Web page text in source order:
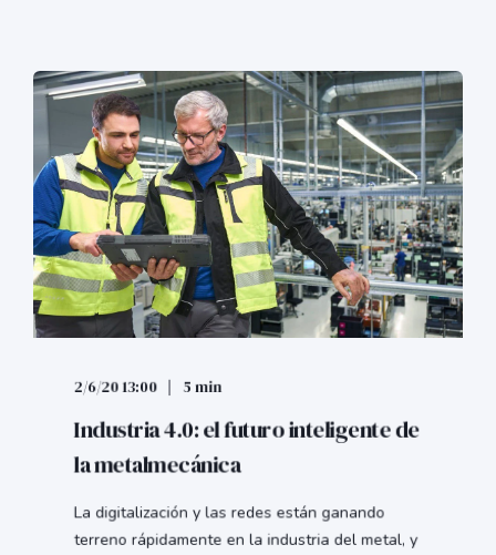
2/6/20 13:00 5 min
Industria 4.0: el futuro inteligente de
la metalmecánica
La digitalización y las redes están ganando
terreno rápidamente en la industria del metal, y